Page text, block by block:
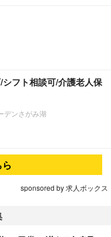
シフト相談可/介護老人保
デンさがみ湖
sponsored by 求人ボックス